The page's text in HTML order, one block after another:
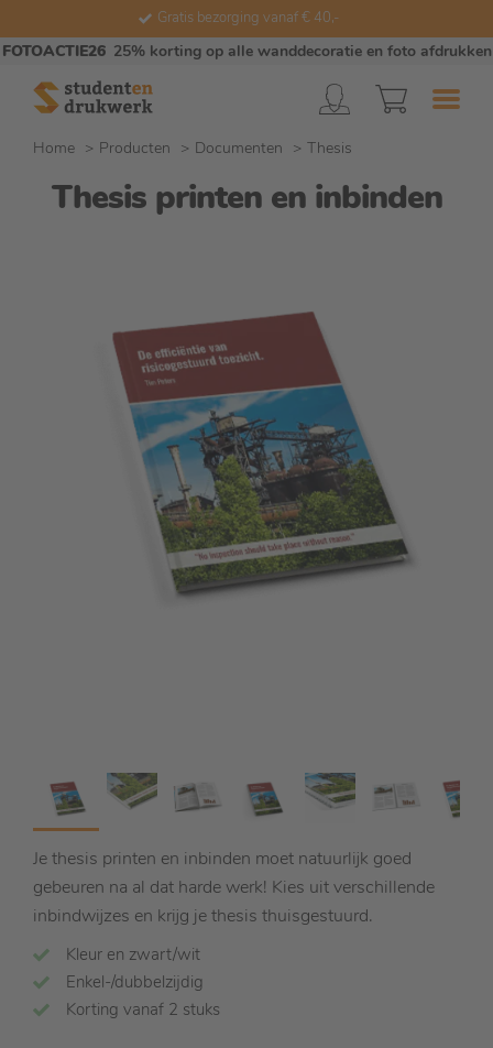
Gratis bezorging vanaf € 40,-
FOTOACTIE26 25% korting op alle wanddecoratie en foto afdrukken
Home Producten Documenten Thesis
Thesis printen en inbinden
Je thesis printen en inbinden moet natuurlijk goed
gebeuren na al dat harde werk! Kies uit verschillende
inbindwijzes en krijg je thesis thuisgestuurd.
Kleur en zwart/wit
Enkel-/dubbelzijdig
Korting vanaf 2 stuks